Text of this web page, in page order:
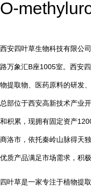
O-
西安四叶草生物科技有限公
路万象汇B座1005室。西安
物提取物、医药原料的研发
总部位于西安高新技术产业
和积累，现拥有固定资产
商洛市，依托秦岭山脉得天
优质产品满足市场需求，积
四叶草是一家专注于植物提